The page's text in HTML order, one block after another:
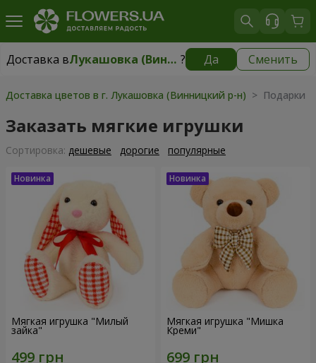
Доставка в Лукашовка (Винницкий р-н) ? Да Сменить
Доставка вЛукашовка (Винницкий р-н) бесплатно
Доставка цветов в г. Лукашовка (Винницкий р-н) > Подарки
Заказать мягкие игрушки
Cортировка: дешевые дорогие популярные
Мягкая игрушка "Милый
зайка"
Мягкая игрушка "Мишка
Креми"